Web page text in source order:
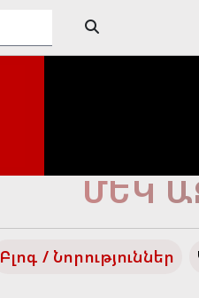
ԴԵՊԻ՛
Բլոգ / Նորություններ